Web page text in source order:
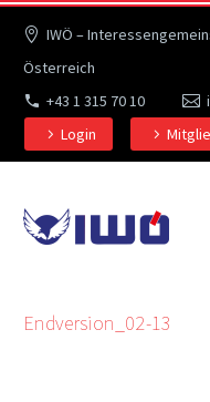
IWÖ –
Österreich
+43 1 315 70 10
Login
Endversion_02-13